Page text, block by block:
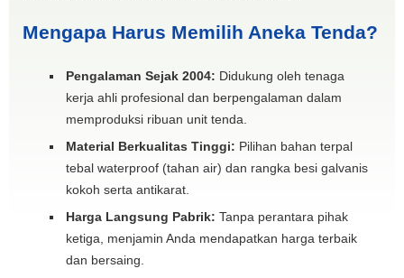
Mengapa Harus Memilih Aneka Tenda?
Pengalaman Sejak 2004: Didukung oleh tenaga
kerja ahli profesional dan berpengalaman dalam
memproduksi ribuan unit tenda.
Material Berkualitas Tinggi: Pilihan bahan terpal
tebal waterproof (tahan air) dan rangka besi galvanis
kokoh serta antikarat.
Harga Langsung Pabrik: Tanpa perantara pihak
ketiga, menjamin Anda mendapatkan harga terbaik
dan bersaing.